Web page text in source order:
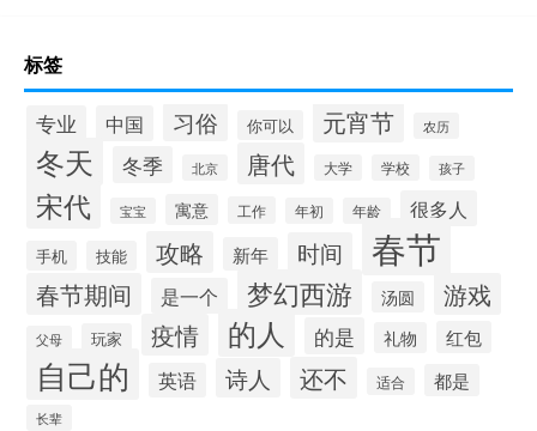
标签
专业 中国 习俗 你可以 元宵节 农历
冬天 冬季 北京 唐代 大学 学校 孩子
宋代 宝宝 寓意 工作 年初 年龄 很多人
手机 技能 攻略 新年 时间 春节
春节期间 是一个 梦幻西游 汤圆 游戏
父母 玩家 疫情 的人 的是 礼物 红包
自己的 英语 诗人 还不 适合 都是
长辈